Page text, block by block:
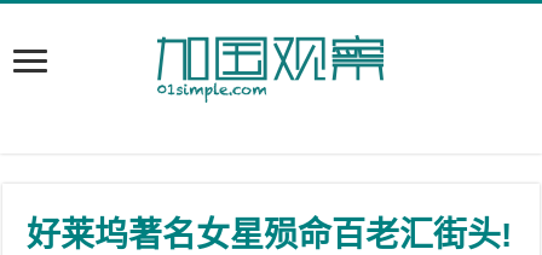
好莱坞著名女星殒命百老汇街头!